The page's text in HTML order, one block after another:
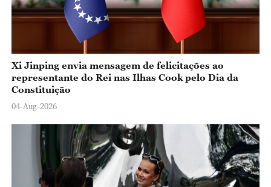
Xi Jinping envia mensagem de felicitações ao
representante do Rei nas Ilhas Cook pelo Dia da
Constituição
04-Aug-2026